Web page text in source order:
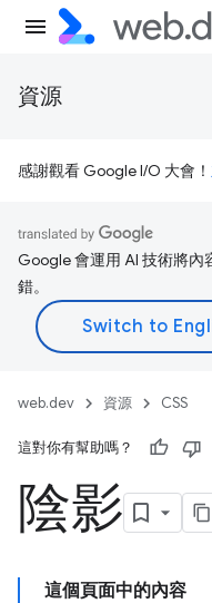
資源
感謝觀看 Google I/O 大會！
Google 會運用 AI 技術將內
錯。
web.dev 資源 CSS
這對你有幫助嗎？
陰影
這個頁面中的內容